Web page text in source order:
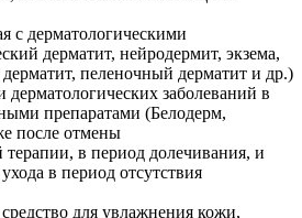
с дерматологическими
дерматит, нейродермит, экзема,
пеленочный дерматит и др.)
дерматологических заболеваний в
препаратами (Белодерм,
после отмены
терапии, в период долечивания, и
в период отсутствия
для увлажнения кожи,